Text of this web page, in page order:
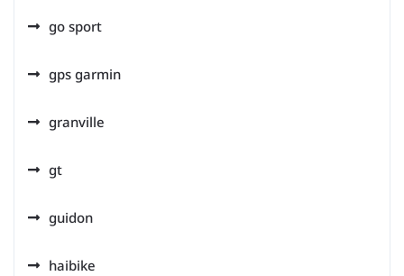
go sport
gps garmin
granville
gt
guidon
haibike